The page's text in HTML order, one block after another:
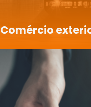
Comércio